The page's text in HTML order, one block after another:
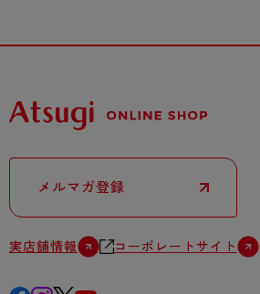
メルマガ登録
実店舗情報 コーポレートサイト